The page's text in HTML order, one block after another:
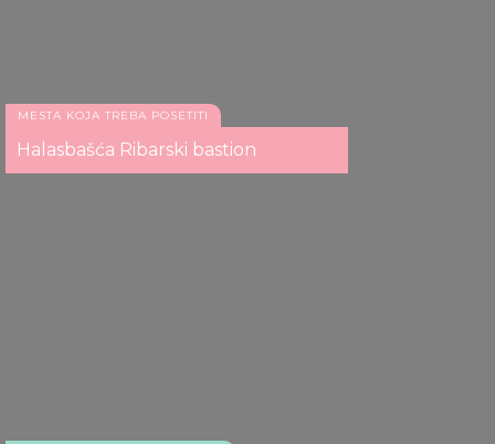
MESTA KOJA TREBA POSETITI
Halasbašća Ribarski bastion